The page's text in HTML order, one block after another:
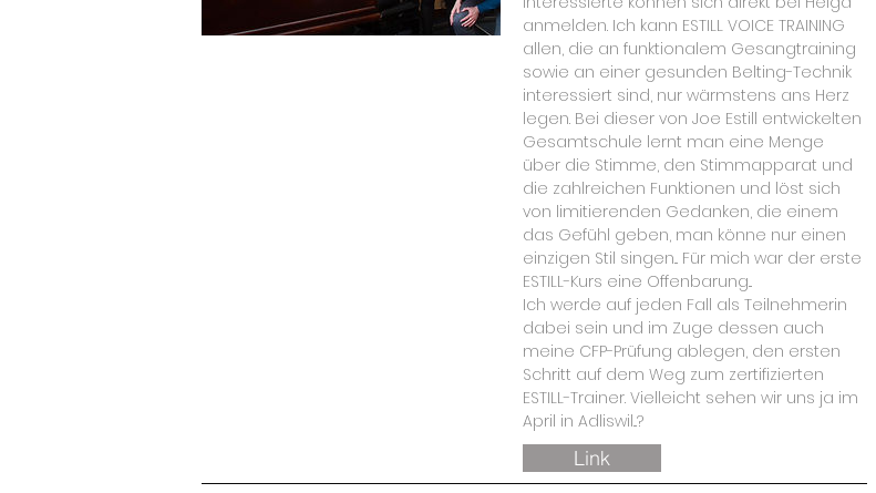
anmelden. Ich kann ESTILL VOICE TRAINING
allen, die an funktionalem Gesangtraining
sowie an einer gesunden Belting-Technik
interessiert sind, nur wärmstens ans Herz
legen. Bei dieser von Joe Estill entwickelten
Gesamtschule lernt man eine Menge
über die Stimme, den Stimmapparat und
die zahlreichen Funktionen und löst sich
von limitierenden Gedanken, die einem
das Gefühl geben, man könne nur einen
einzigen Stil singen... Für mich war der erste
ESTILL-Kurs eine Offenbarung...
Ich werde auf jeden Fall als Teilnehmerin
dabei sein und im Zuge dessen auch
meine CFP-Prüfung ablegen, den ersten
Schritt auf dem Weg zum zertifizierten
ESTILL-Trainer. Vielleicht sehen wir uns ja im
April in Adliswil...?
Link